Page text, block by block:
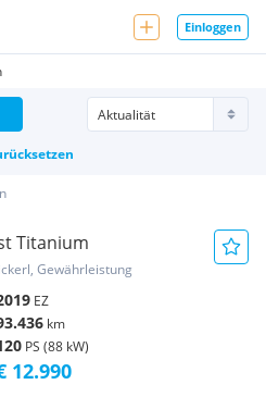
Einloggen
Titanium
Gewährleistung
EZ
km
PS (88 kW)
12.990